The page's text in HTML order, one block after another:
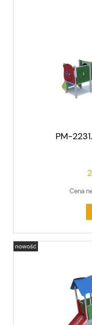
PM-
Cena
nowość